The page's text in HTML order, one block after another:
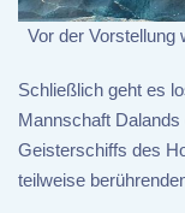
Vor der Vorstellung
Schließlich geht es
Mannschaft
Geisterschiffs des
teilweise